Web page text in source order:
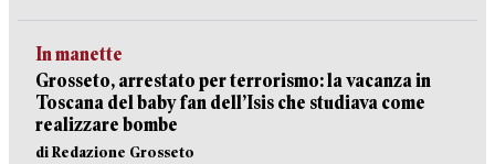
In manette
Grosseto, arrestato per terrorismo: la vacanza in
Toscana del baby fan dell’Isis che studiava come
realizzare bombe
di Redazione Grosseto